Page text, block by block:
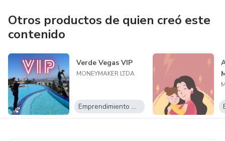
Otros productos de quien creó este
contenido
Verde Vegas VIP
MONEYMAKER LTDA
Emprendimiento Digital